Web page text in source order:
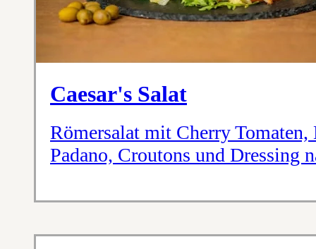
Caesar's Salat
Römersalat mit Cherry
Padano, Croutons und Dressing